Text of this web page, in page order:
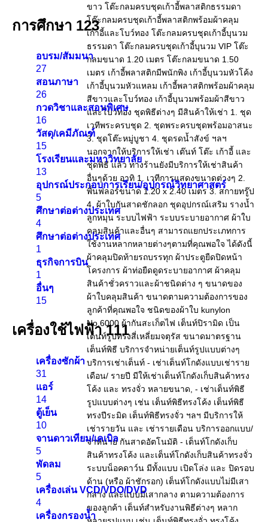
การศึกษา 123
อบรม/สัมมนา
27
สอนภาษา
26
กวดวิชาและสอนพิเศษ
16
วัสดุ/เคมีภัณฑ์
15
โรงเรียนและมหาวิทยาลัย
13
อุปกรณ์ประกอบการเรียน/อุปกรณ์วิทยาศาสตร์
5
ศึกษาต่อต่างประเทศ
4
ศึกษาต่อต่างประเทศ
1
ธุรกิจการบิน
1
อื่นๆ
15
เครื่องใช้ไฟฟ้า111
เครื่องซักผ้า
31
แอร์
14
ตู้เย็น
10
จานดาวเทียม/เคเบิล
5
พัดลม
5
เครื่องเล่น VCD/VDO/DVD
4
เครื่องกรองน้ำ